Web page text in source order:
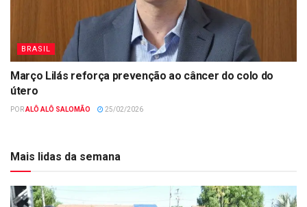
BRASIL
Março Lilás reforça prevenção ao câncer do colo do
útero
PORALÔ ALÔ SALOMÃO 25/02/2026
Mais lidas da semana